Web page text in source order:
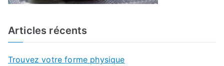
Articles récents
Trouvez votre forme physique